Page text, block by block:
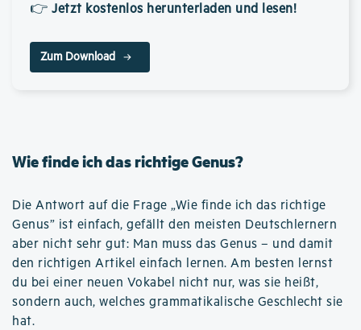
👉 Jetzt kostenlos herunterladen und lesen!
Zum Download
Wie finde ich das richtige Genus?
Die Antwort auf die Frage „Wie finde ich das richtige
Genus” ist einfach, gefällt den meisten Deutschlernern
aber nicht sehr gut: Man muss das Genus – und damit
den richtigen Artikel einfach lernen. Am besten lernst
du bei einer neuen Vokabel nicht nur, was sie heißt,
sondern auch, welches grammatikalische Geschlecht sie
hat.